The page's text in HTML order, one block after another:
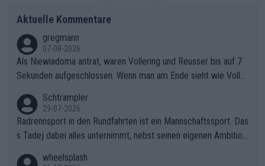
Aktuelle Kommentare
gregmann
07-08-2026
Als Niewiadoma antrat, waren Vollering und Reusser bis auf 7
Sekunden aufgeschlossen. Wenn man am Ende sieht wie Voller
ering die 7 Sekunden zu Niewiadoma nicht geschlossen hat un
d den Abstand hat anwachsen lassen. Ein schwerer taktischer
Fehler, der den Tour Sieg kosten wird.Diese Beobachtung trifft
Zögerlichkeit von Demi Vollering in diesem Moment war das e
Schtrampler
29-07-2026
Radrennsport in den Rundfahrten ist ein Mannschaftssport. Das
s Tadej dabei alles unternimmt, nebst seinen eigenen Ambition
wheelsplash